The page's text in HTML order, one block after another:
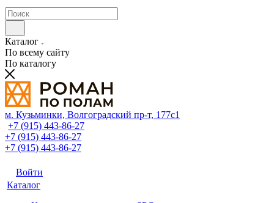
Каталог
По всему сайту
По каталогу
м. Кузьминки, Волгоградский пр‑т, 177с1
+7 (915) 443-86-27
+7 (915) 443-86-27
+7 (915) 443-86-27
Войти
Каталог